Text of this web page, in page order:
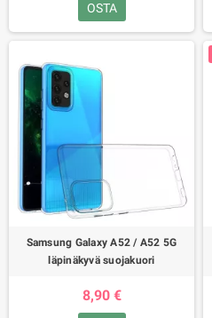
OSTA
Samsung Galaxy A52 / A52 5G
läpinäkyvä suojakuori
8,90 €